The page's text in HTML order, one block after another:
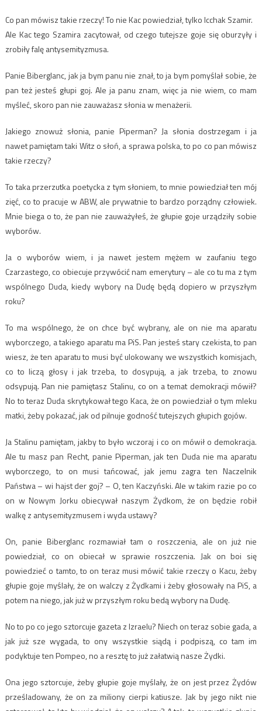
Co pan mówisz takie rzeczy! To nie Kac powiedział, tylko Icchak Szamir.
Ale Kac tego Szamira zacytował, od czego tutejsze goje się oburzyły i
zrobiły falę antysemityzmusa.
Panie Biberglanc, jak ja bym panu nie znał, to ja bym pomyślał sobie, że
pan też jesteś głupi goj. Ale ja panu znam, więc ja nie wiem, co mam
myśleć, skoro pan nie zauważasz słonia w menażerii.
Jakiego znowuż słonia, panie Piperman? Ja słonia dostrzegam i ja
nawet pamiętam taki Witz o słoń, a sprawa polska, to po co pan mówisz
takie rzeczy?
To taka przerzutka poetycka z tym słoniem, to mnie powiedział ten mój
zięć, co to pracuje w ABW, ale prywatnie to bardzo porządny człowiek.
Mnie biega o to, że pan nie zauważyłeś, że głupie goje urządziły sobie
wyborów.
Ja o wyborów wiem, i ja nawet jestem mężem w zaufaniu tego
Czarzastego, co obiecuje przywócić nam emerytury – ale co tu ma z tym
wspólnego Duda, kiedy wybory na Dudę będą dopiero w przyszłym
roku?
To ma wspólnego, że on chce być wybrany, ale on nie ma aparatu
wyborczego, a takiego aparatu ma PiS. Pan jesteś stary czekista, to pan
wiesz, że ten aparatu to musi być ulokowany we wszystkich komisjach,
co to liczą głosy i jak trzeba, to dosypują, a jak trzeba, to znowu
odsypują. Pan nie pamiętasz Stalinu, co on a temat demokracji mówił?
No to teraz Duda skrytykował tego Kaca, że on powiedział o tym mleku
matki, żeby pokazać, jak od pilnuje godność tutejszych głupich gojów.
Ja Stalinu pamiętam, jakby to było wczoraj i co on mówił o demokracja.
Ale tu masz pan Recht, panie Piperman, jak ten Duda nie ma aparatu
wyborczego, to on musi tańcować, jak jemu zagra ten Naczelnik
Państwa – wi hajst der goj? – O, ten Kaczyński. Ale w takim razie po co
on w Nowym Jorku obiecywał naszym Żydkom, że on będzie robił
walkę z antysemityzmusem i wyda ustawy?
On, panie Biberglanc rozmawiał tam o roszczenia, ale on już nie
powiedział, co on obiecał w sprawie roszczenia. Jak on boi się
powiedzieć o tamto, to on teraz musi mówić takie rzeczy o Kacu, żeby
głupie goje myślały, że on walczy z Żydkami i żeby głosowały na PiS, a
potem na niego, jak już w przyszłym roku bedą wybory na Dudę.
No to po co jego sztorcuje gazeta z Izraelu? Niech on teraz sobie gada, a
jak już sze wygada, to ony wszystkie siądą i podpiszą, co tam im
podyktuje ten Pompeo, no a resztę to już załatwią nasze Żydki.
Ona jego sztorcuje, żeby głupie goje myślały, że on jest przez Żydów
prześladowany, że on za miliony cierpi katiusze. Jak by jego nikt nie